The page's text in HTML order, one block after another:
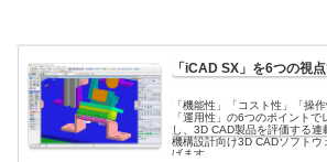
「iCAD SX」を6つの視
「機能性」「コスト性」「操
「運用性」の6つのポイント
し、3D CAD製品を評価する
機構設計向け3D CADソフト
げます。